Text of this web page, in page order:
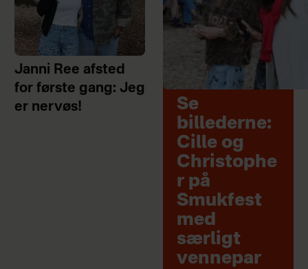
Janni Ree afsted
for første gang: Jeg
er nervøs!
Se
billederne:
Cille og
Christophe
r på
Smukfest
med
særligt
vennepar